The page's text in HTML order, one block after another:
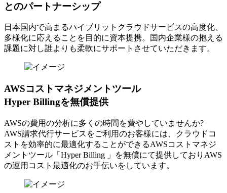
とのパートナーシップ
日本国内で高まるハイブリットクラウドサービスの高度化、
多様化に応えることを目的に資本提携。国内企業様の抱える
課題に対し誰よりも柔軟にサポートさせていただきます。
AWSコストマネジメントツール
Hyper Billingを無償提供
AWSの費⽤の分析に多くの時間を費やしていませんか?
AWS請求代⾏サービスをご利⽤のお客様には、クラウドコ
ストを効率的に最適化することができるAWSコストマネジ
メントツール「Hyper Billing 」を無償にて提供しておりAWS
の運⽤コスト最適化のお⼿伝いをしています。